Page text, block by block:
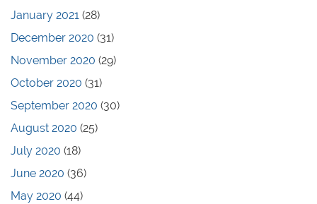
January 2021 (28)
December 2020 (31)
November 2020 (29)
October 2020 (31)
September 2020 (30)
August 2020 (25)
July 2020 (18)
June 2020 (36)
May 2020 (44)